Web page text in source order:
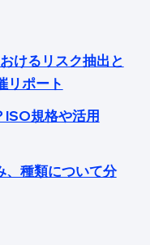
けるリスク抽出と
リポート
ISO規格や活用
、種類について分